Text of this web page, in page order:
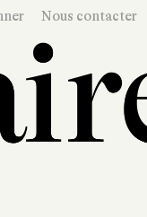
Nous contacter